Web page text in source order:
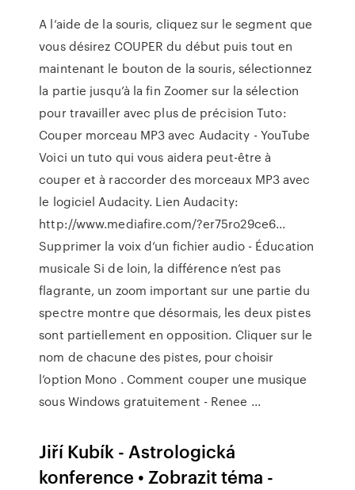
A l’aide de la souris, cliquez sur le segment que
vous désirez COUPER du début puis tout en
maintenant le bouton de la souris, sélectionnez
la partie jusqu’à la fin Zoomer sur la sélection
pour travailler avec plus de précision Tuto:
Couper morceau MP3 avec Audacity - YouTube
Voici un tuto qui vous aidera peut-être à
couper et à raccorder des morceaux MP3 avec
le logiciel Audacity. Lien Audacity:
http://www.mediafire.com/?er75ro29ce6...
Supprimer la voix d’un fichier audio - Éducation
musicale Si de loin, la différence n’est pas
flagrante, un zoom important sur une partie du
spectre montre que désormais, les deux pistes
sont partiellement en opposition. Cliquer sur le
nom de chacune des pistes, pour choisir
l’option Mono . Comment couper une musique
sous Windows gratuitement - Renee ...
Jiří Kubík - Astrologická
konference • Zobrazit téma -